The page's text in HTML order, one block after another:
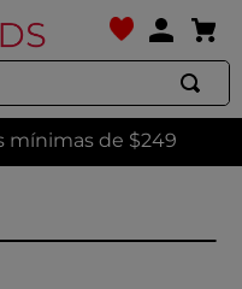
mínimas de $249